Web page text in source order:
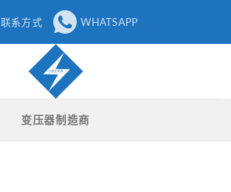
联系方式 WHATSAPP
变压器制造商